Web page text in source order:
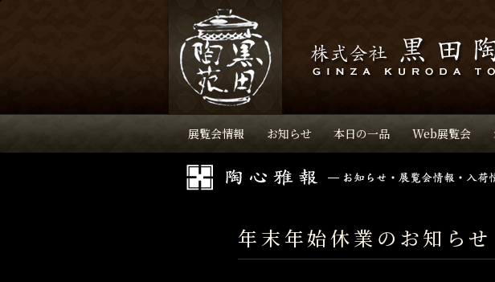
展覧会情報 お知らせ 本日の一品 Web展覧会
年末年始休業のお知らせ